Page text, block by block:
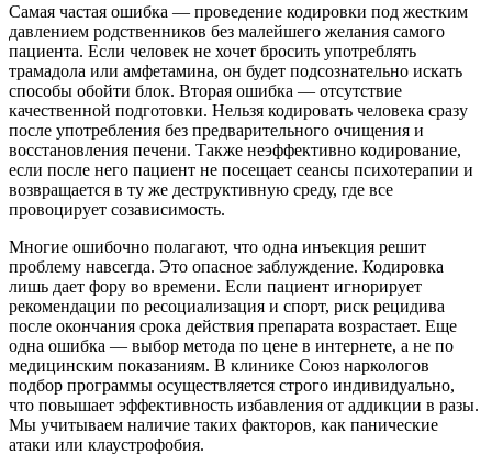
Самая частая ошибка — проведение кодировки под жестким
давлением родственников без малейшего желания самого
пациента. Если человек не хочет бросить употреблять
трамадола или амфетамина, он будет подсознательно искать
способы обойти блок. Вторая ошибка — отсутствие
качественной подготовки. Нельзя кодировать человека сразу
после употребления без предварительного очищения и
восстановления печени. Также неэффективно кодирование,
если после него пациент не посещает сеансы психотерапии и
возвращается в ту же деструктивную среду, где все
провоцирует созависимость.
Многие ошибочно полагают, что одна инъекция решит
проблему навсегда. Это опасное заблуждение. Кодировка
лишь дает фору во времени. Если пациент игнорирует
рекомендации по ресоциализация и спорт, риск рецидива
после окончания срока действия препарата возрастает. Еще
одна ошибка — выбор метода по цене в интернете, а не по
медицинским показаниям. В клинике Союз наркологов
подбор программы осуществляется строго индивидуально,
что повышает эффективность избавления от аддикции в разы.
Мы учитываем наличие таких факторов, как панические
атаки или клаустрофобия.